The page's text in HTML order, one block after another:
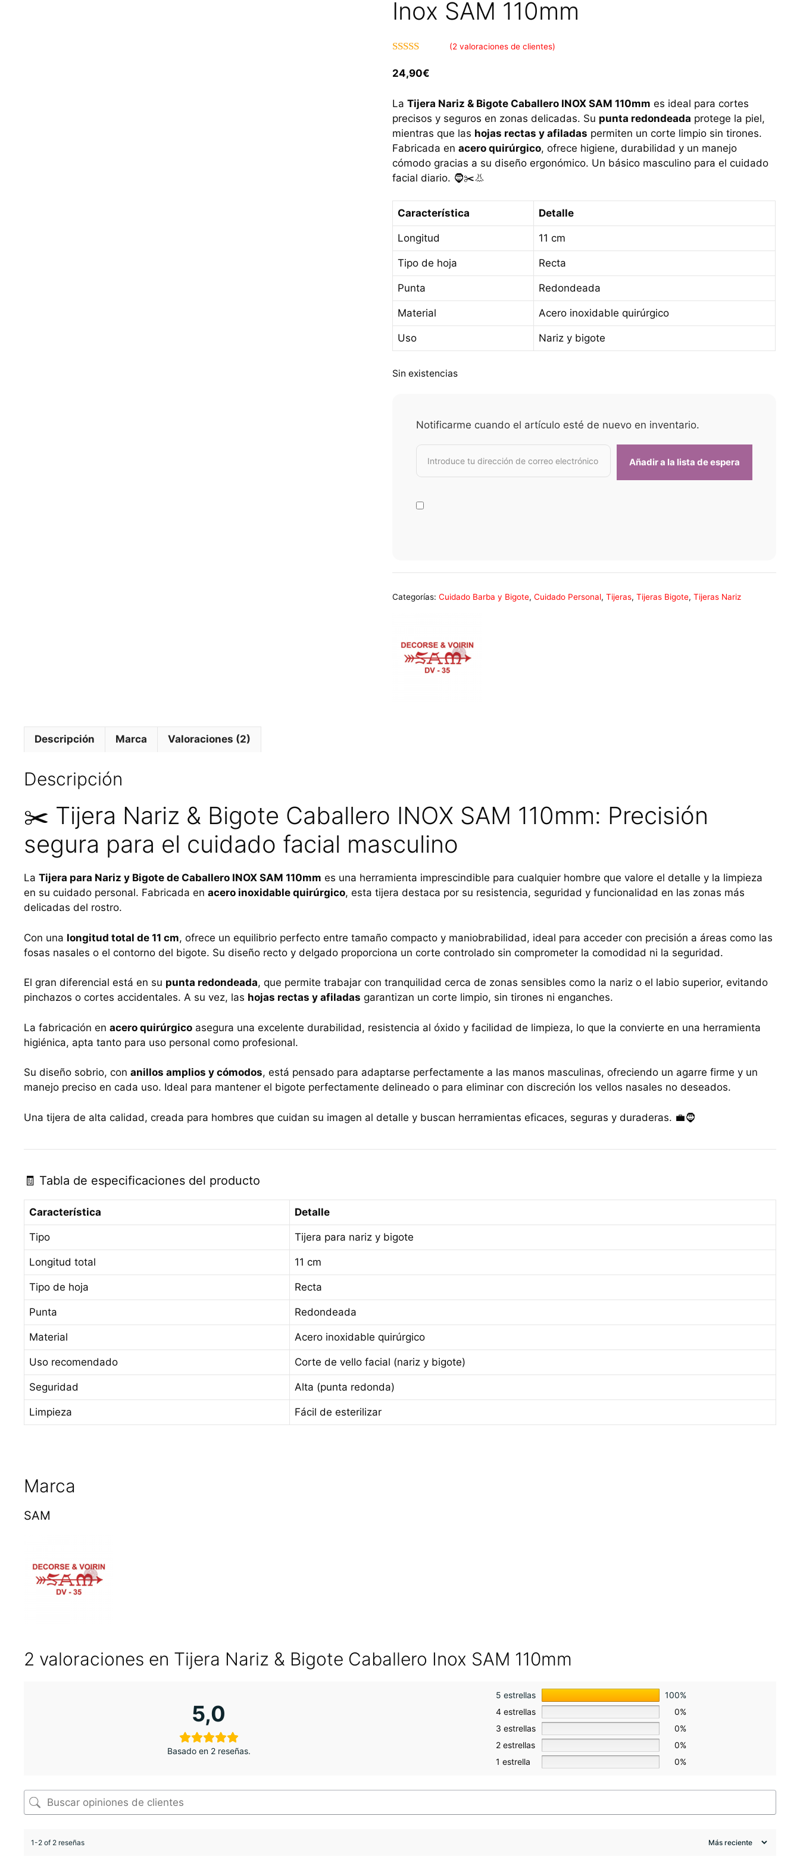
Inox SAM 110mm
(2 valoraciones de clientes)
24,90€
LaTijera Nariz & Bigote Caballero INOX SAM 110mm es ideal para cortes
precisos y seguros en zonas delicadas. Su punta redondeada protege la piel,
mientras que las hojas rectas y afiladas permiten un corte limpio sin tirones.
Fabricada enacero quirúrgico, ofrece higiene, durabilidad y un manejo
cómodo gracias a su diseño ergonómico. Un básico masculino para el cuidado
facial diario. 🧔✂️👃
Característica Detalle
Longitud 11 cm
Tipo de hoja Recta
Punta Redondeada
Material Acero inoxidable quirúrgico
Uso Nariz y bigote
Sin existencias
Notificarme cuando el artículo esté de nuevo en inventario.
Categorías:Cuidado Barba y Bigote,Cuidado Personal,Tijeras,Tijeras Bigote,Tijeras Nariz
Descripción Marca Valoraciones (2)
Descripción
✂️ Tijera Nariz & Bigote Caballero INOX SAM 110mm: Precisión
segura para el cuidado facial masculino
La Tijera para Nariz y Bigote de Caballero INOX SAM 110mm es una herramienta imprescindible para cualquier hombre que valore el detalle y la limpieza
en su cuidado personal. Fabricada en acero inoxidable quirúrgico, esta tijera destaca por su resistencia, seguridad y funcionalidad en las zonas más
delicadas del rostro.
Con una longitud total de 11 cm, ofrece un equilibrio perfecto entre tamaño compacto y maniobrabilidad, ideal para acceder con precisión a áreas como las
fosas nasales o el contorno del bigote. Su diseño recto y delgado proporciona un corte controlado sin comprometer la comodidad ni la seguridad.
El gran diferencial está en su punta redondeada, que permite trabajar con tranquilidad cerca de zonas sensibles como la nariz o el labio superior, evitando
pinchazos o cortes accidentales. A su vez, las hojas rectas y afiladas garantizan un corte limpio, sin tirones ni enganches.
La fabricación en acero quirúrgico asegura una excelente durabilidad, resistencia al óxido y facilidad de limpieza, lo que la convierte en una herramienta
higiénica, apta tanto para uso personal como profesional.
Su diseño sobrio, con anillos amplios y cómodos, está pensado para adaptarse perfectamente a las manos masculinas, ofreciendo un agarre firme y un
manejo preciso en cada uso. Ideal para mantener el bigote perfectamente delineado o para eliminar con discreción los vellos nasales no deseados.
Una tijera de alta calidad, creada para hombres que cuidan su imagen al detalle y buscan herramientas eficaces, seguras y duraderas. 💼🧔
🧾 Tabla de especificaciones del producto
Característica Detalle
Tipo Tijera para nariz y bigote
Longitud total 11 cm
Tipo de hoja Recta
Punta Redondeada
Material Acero inoxidable quirúrgico
Uso recomendado Corte de vello facial (nariz y bigote)
Seguridad Alta (punta redonda)
Limpieza Fácil de esterilizar
Marca
SAM
2 valoraciones en Tijera Nariz & Bigote Caballero Inox SAM 110mm
5,0
Basado en 2 reseñas.
5 estrellas
100%
4 estrellas
0%
3 estrellas
0%
2 estrellas
0%
1 estrella
0%
1-2 of 2 reseñas